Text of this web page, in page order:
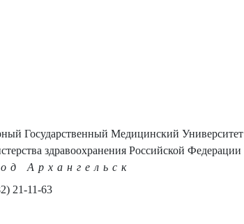
Государственный Медицинский Университет
здравоохранения Российской Федерации
Архангельск
21-11-63